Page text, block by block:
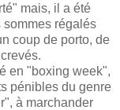
mais, il a été
régalés
coup de porto, de
en "boxing week",
pénibles du genre
à marchander